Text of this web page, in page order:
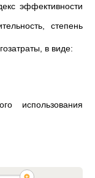
эффективности
степень
в виде:
использования